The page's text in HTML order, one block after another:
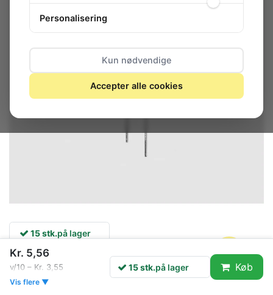
15 stk.på lager
Specifikationer
Kr. 5,56
v/10 – Kr. 3,55
Vis flere ▼
15 stk.på lager Køb
Personalisering
Kun nødvendige
Accepter alle cookies